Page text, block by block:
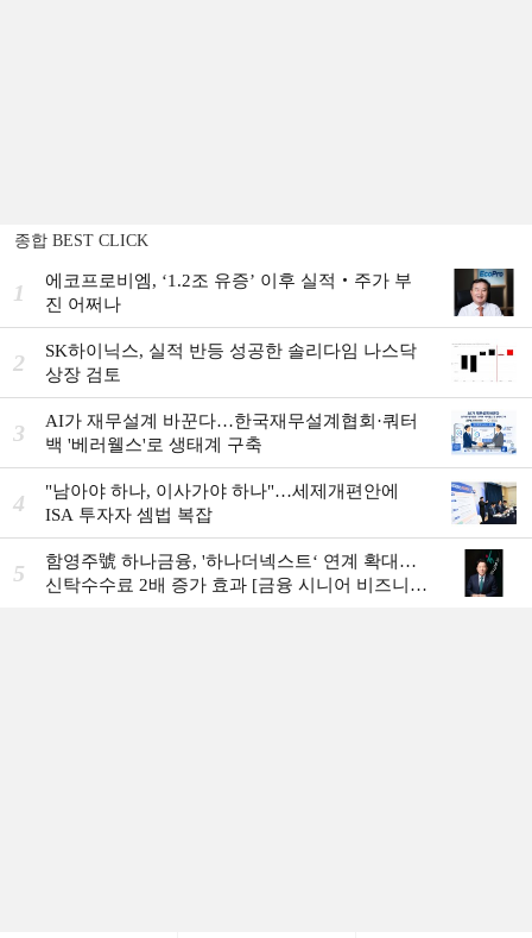
종합 BEST CLICK
1
에코프로비엠, ‘1.2조 유증’ 이후 실적‧주가 부
진 어쩌나
2
SK하이닉스, 실적 반등 성공한 솔리다임 나스닥
상장 검토
3
AI가 재무설계 바꾼다…한국재무설계협회·쿼터
백 '베러웰스'로 생태계 구축
4
"남아야 하나, 이사가야 하나"…세제개편안에
ISA 투자자 셈법 복잡
5
함영주號 하나금융, '하나더넥스트‘ 연계 확대…
신탁수수료 2배 증가 효과 [금융 시니어 비즈니스